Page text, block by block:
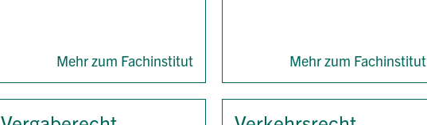
Mehr zum Fachinstitut Mehr zum Fachinstitut